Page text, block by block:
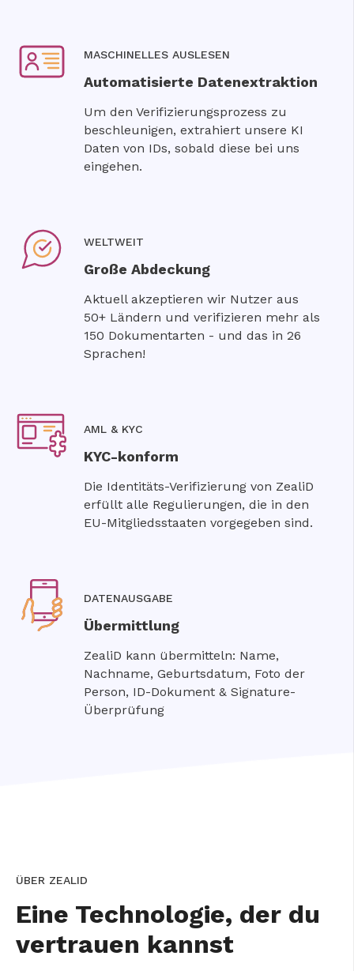
MASCHINELLES AUSLESEN
Automatisierte Datenextraktion
Um den Verifizierungsprozess zu
beschleunigen, extrahiert unsere KI
Daten von IDs, sobald diese bei uns
eingehen.
WELTWEIT
Große Abdeckung
Aktuell akzeptieren wir Nutzer aus
50+ Ländern und verifizieren mehr als
150 Dokumentarten - und das in 26
Sprachen!
AML & KYC
KYC-konform
Die Identitäts-Verifizierung von ZealiD
erfüllt alle Regulierungen, die in den
EU-Mitgliedsstaaten vorgegeben sind.
DATENAUSGABE
Übermittlung
ZealiD kann übermitteln: Name,
Nachname, Geburtsdatum, Foto der
Person, ID-Dokument & Signature-
Überprüfung
ÜBER ZEALID
Eine Technologie, der du
vertrauen kannst